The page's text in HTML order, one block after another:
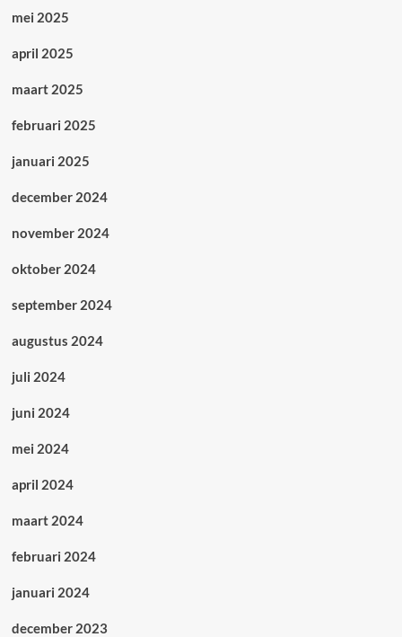
mei 2025
april 2025
maart 2025
februari 2025
januari 2025
december 2024
november 2024
oktober 2024
september 2024
augustus 2024
juli 2024
juni 2024
mei 2024
april 2024
maart 2024
februari 2024
januari 2024
december 2023